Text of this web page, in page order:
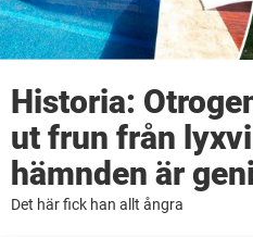
Historia:
ut frun från
hämnden är
Det här fick han allt ångra